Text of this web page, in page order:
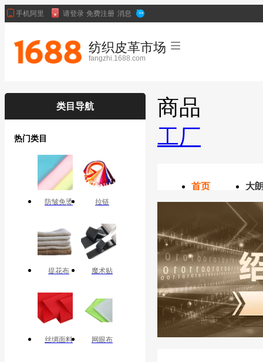
纺织皮革市场
fangzhi.1688.com
类目导航
热门类目
防皱免烫 拉链
提花布 魔术贴
丝绸面料 网眼布
商品
工厂
首页 大